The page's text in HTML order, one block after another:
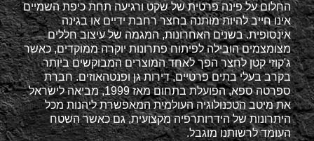
החלום על פינה פרטית של שקט ורגיעה תחת כיפת השמיים
אינו חייב להיות מותנה בחצר רחבת ידיים או בגינה
אינסופית. בשנים האחרונות, המגמה של עיצוב חללים
מצומצמים הובילה לפיתוח פתרונות יוקרה ממוקדים, כאשר
ג'קוזי קטן לחצר הפך לאחד המוצרים המבוקשים ביותר
בקרב בעלי בתים פרטיים, דירות גן ופנטהאוזים. חברת
ספרטה ספא, הפועלת בתחום מאז 1999, מביאה לישראל
את מיטב הטכנולוגיה העולמית המאפשרת ליהנות מכל
היתרונות של הידרותרפיה מקצועית, גם כאשר השטח
העומד לרשותנו מוגבל.